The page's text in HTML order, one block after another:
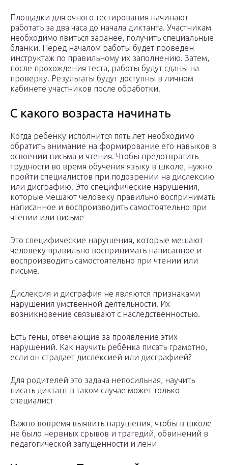
Площадки для очного тестирования начинают
работать за два часа до начала диктанта. Участникам
необходимо явиться заранее, получить специальные
бланки. Перед началом работы будет проведен
инструктаж по правильному их заполнению. Затем,
после прохождения теста, работы будут сданы на
проверку. Результаты будут доступны в личном
кабинете участников после обработки.
С какого возраста начинать
Когда ребенку исполнится пять лет необходимо
обратить внимание на формирование его навыков в
освоении письма и чтения. Чтобы предотвратить
трудности во время обучения языку в школе, нужно
пройти специалистов при подозрении на дислексию
или дисграфию. Это специфические нарушения,
которые мешают человеку правильно воспринимать
написанное и воспроизводить самостоятельно при
чтении или письме
Это специфические нарушения, которые мешают
человеку правильно воспринимать написанное и
воспроизводить самостоятельно при чтении или
письме.
Дислексия и дисграфия не являются признаками
нарушения умственной деятельности. Их
возникновение связывают с наследственностью.
Есть гены, отвечающие за проявление этих
нарушений. Как научить ребёнка писать грамотно,
если он страдает дислексией или дисграфией?
Для родителей это задача непосильная, научить
писать диктант в таком случае может только
специалист
Важно вовремя выявить нарушения, чтобы в школе
не было нервных срывов и трагедий, обвинений в
педагогической запущенности и лени